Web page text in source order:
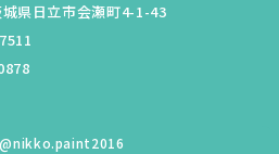
県日立市会瀬町4-1-43
@nikko.paint2016